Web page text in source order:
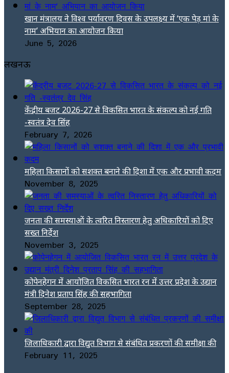
खान मंत्रालय ने विश्व पर्यावरण दिवस के उपलक्ष्य में ‘एक पेड़ मां के
नाम’ अभियान का आयोजन किया
June 5, 2026
लखनऊ
केंद्रीय बजट 2026-27 से विकसित भारत के संकल्प को नई गति
-स्वतंत्र देव सिंह
February 7, 2026
महिला किसानों को सशक्त बनाने की दिशा में एक और प्रभावी कदम
November 8, 2025
जनता की समस्याओं के त्वरित निस्तारण हेतु अधिकारियों को दिए
सख्त निर्देश
November 3, 2025
कोपेनहेगन में आयोजित विकसित भारत रन में उत्तर प्रदेश के उद्यान
मंत्री दिनेश प्रताप सिंह की सहभागिता
September 28, 2025
जिलाधिकारी द्वारा विद्युत विभाग से संबंधित प्रकरणों की समीक्षा की
February 11, 2025